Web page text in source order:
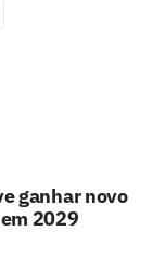
ganhar novo
2029